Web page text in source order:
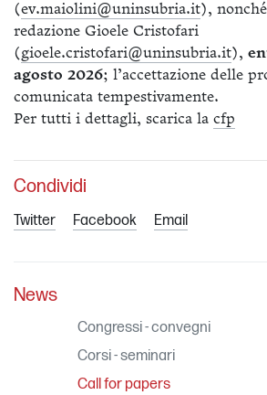
(ev.maiolini@uninsubria.it),
redazione Gioele Cristofari
(gioele.cristofari@uninsubria.it),
agosto 2026; l’accettazione delle
comunicata tempestivamente.
Per tutti i dettagli, scarica la cfp
Condividi
Twitter Facebook Email
News
Congressi - convegni
Corsi - seminari
Call for papers